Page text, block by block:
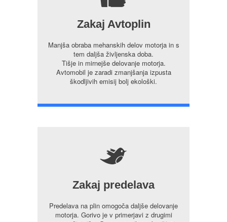
Zakaj Avtoplin
Manjša obraba mehanskih delov motorja in s
tem daljša življenska doba.
Tišje in mirnejše delovanje motorja.
Avtomobil je zaradi zmanjšanja izpusta
škodljivih emisij bolj ekološki.
5
Zakaj predelava
Predelava na plin omogoča daljše delovanje
motorja. Gorivo je v primerjavi z drugimi